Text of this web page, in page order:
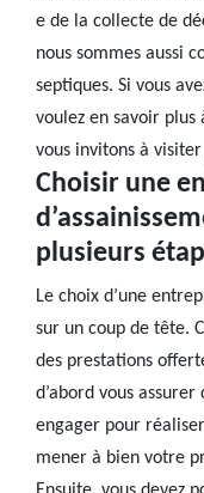
e de la collecte de
nous sommes aussi
septiques. Si vous
voulez en savoir
vous invitons à
Choisir une
plusieurs
Le choix d’une
sur un coup de tête.
des prestations
d’abord vous
engager pour
mener à bien votre